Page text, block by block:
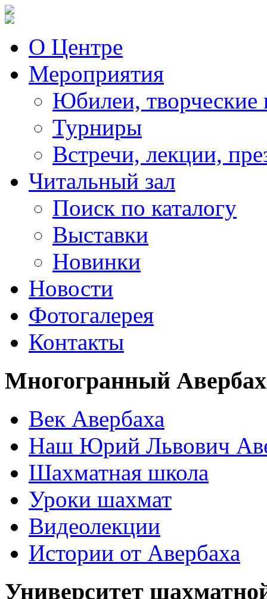
О Центре
Мероприятия
Юбилеи, творческие
Турниры
Встречи, лекции,
Читальный зал
Поиск по каталогу
Выставки
Новинки
Новости
Фотогалерея
Контакты
Многогранный Авербах
Век Авербаха
Наш Юрий Львович
Шахматная школа
Уроки шахмат
Видеолекции
Истории от Авербаха
Университет